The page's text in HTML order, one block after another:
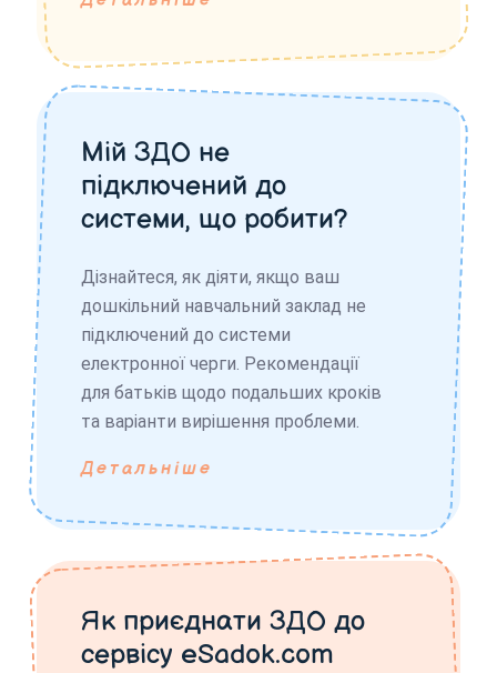
Мій ЗДО не
підключений до
системи, що робити?
Дізнайтеся, як діяти, якщо ваш
дошкільний навчальний заклад не
підключений до системи
електронної черги. Рекомендації
для батьків щодо подальших кроків
та варіанти вирішення проблеми.
Детальніше
Як приєднати ЗДО до
сервісу eSadok.com